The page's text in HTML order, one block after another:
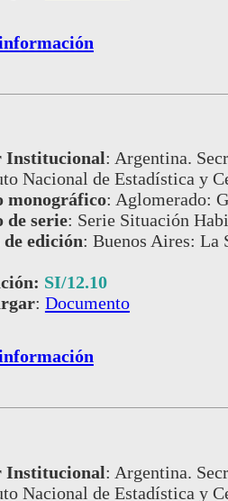
Institucional: Argentina.
Nacional de Estadística y
monográfico: Aglomerado:
serie: Serie Situación
de edición: Buenos Aires: La
SI/12.10
: Documento
Institucional: Argentina.
Nacional de Estadística y